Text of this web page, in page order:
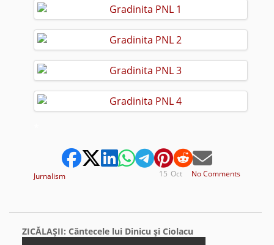
Jurnalism No Comments
Oct
15
ZICĂLAŞII: Cântecele lui Dinicu şi Ciolacu